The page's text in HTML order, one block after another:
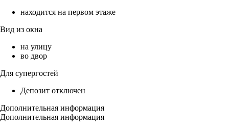
находится на первом этаже
Вид из окна
на улицу
во двор
Для супергостей
Депозит отключен
Дополнительная информация
Дополнительная информация